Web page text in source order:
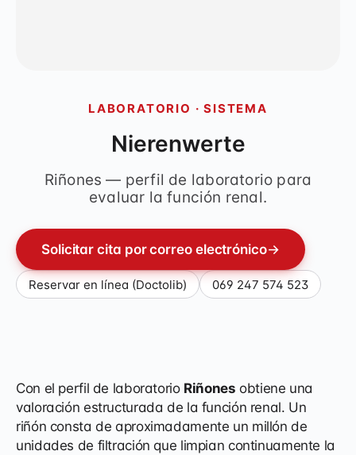
LABORATORIO · SISTEMA
Nierenwerte
Riñones — perfil de laboratorio para
evaluar la función renal.
Solicitar cita por correo electrónico→
Reservar en línea (Doctolib) 069 247 574 523
Con el perfil de laboratorio Riñones obtiene una
valoración estructurada de la función renal. Un
riñón consta de aproximadamente un millón de
unidades de filtración que limpian continuamente la